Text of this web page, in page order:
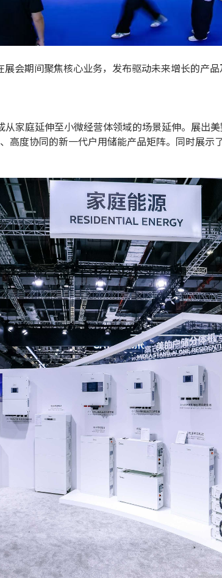
会期间聚焦核心业务，发布驱动未来增长的产品
家庭延伸至小微经营体领域的场景延伸。展出
高度协同的新一代户用储能产品矩阵。同时展示